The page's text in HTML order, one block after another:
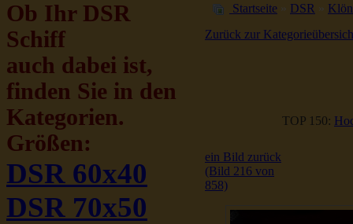
Ob Ihr DSR
Schiff
auch dabei ist,
finden Sie in den
Kategorien.
Größen:
DSR 60x40
DSR 70x50
Startseite » DSR »
Zurück zur
TOP 150:
ein Bild zurück
(Bild 216 von
858)